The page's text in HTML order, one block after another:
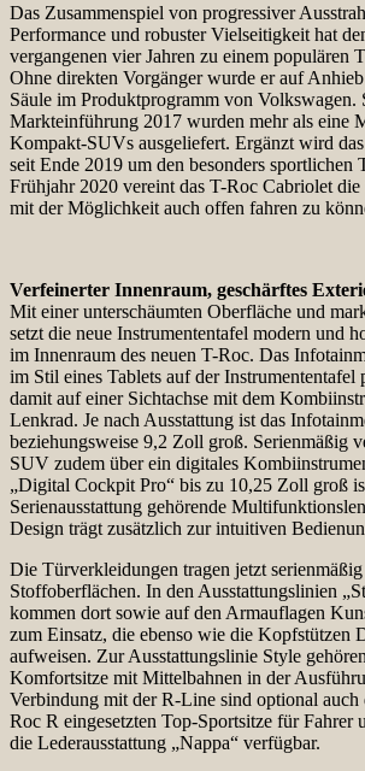
Das Zusammenspiel von progressiver
Performance und robuster Vielseitigkeit hat
vergangenen vier Jahren zu einem populären
Ohne direkten Vorgänger wurde er auf
Säule im Produktprogramm von Volkswagen.
Markteinführung 2017 wurden mehr als eine
Kompakt-SUVs ausgeliefert. Ergänzt wird
seit Ende 2019 um den besonders sportlichen
Frühjahr 2020 vereint das T-Roc Cabriolet
mit der Möglichkeit auch offen fahren zu
Verfeinerter Innenraum, geschärftes
Mit einer unterschäumten Oberfläche und
setzt die neue Instrumententafel modern und
im Innenraum des neuen T-Roc. Das
im Stil eines Tablets auf der
damit auf einer Sichtachse mit dem
Lenkrad. Je nach Ausstattung ist das
beziehungsweise 9,2 Zoll groß. Serienmäßig
SUV zudem über ein digitales
„Digital Cockpit Pro“ bis zu 10,25 Zoll groß
Serienausstattung gehörende
Design trägt zusätzlich zur intuitiven
Die Türverkleidungen tragen jetzt
Stoffoberflächen. In den Ausstattungslinien
kommen dort sowie auf den Armauflagen
zum Einsatz, die ebenso wie die Kopfstützen
aufweisen. Zur Ausstattungslinie Style
Komfortsitze mit Mittelbahnen in der
Verbindung mit der R-Line sind optional
Roc R eingesetzten Top-Sportsitze für Fahrer
die Lederausstattung „Nappa“ verfügbar.